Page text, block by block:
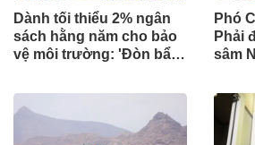
Dành tối thiểu 2% ngân
sách hằng năm cho bảo
vệ môi trường: 'Đòn bẩy'
ngoặt quản trị hiện đại
Phó
Phải
sâm